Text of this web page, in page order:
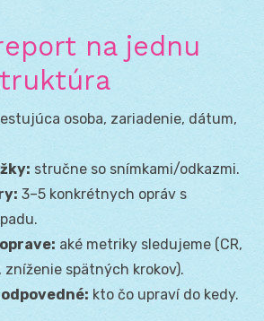
na jednu
osoba, zariadenie, dátum,
stručne so snímkami/odkazmi.
3–5 konkrétnych opráv s
aké metriky sledujeme (CR,
zníženie spätných krokov).
kto čo upraví do kedy.